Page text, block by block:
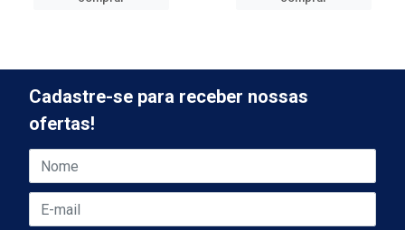
Cadastre-se para receber nossas
ofertas!